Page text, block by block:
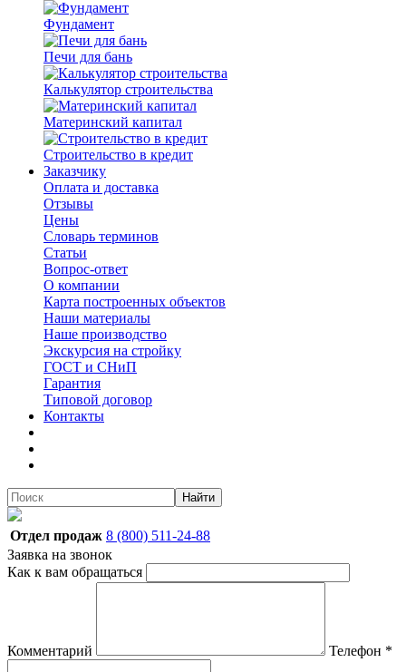
Фундамент
Печи для бань
Калькулятор строительства
Материнский капитал
Строительство в кредит
Заказчику
Оплата и доставка
Отзывы
Цены
Словарь терминов
Статьи
Вопрос-ответ
О компании
Карта построенных объектов
Наши материалы
Наше производство
Экскурсия на стройку
ГОСТ и СНиП
Гарантия
Типовой договор
Контакты
Найти
Отдел продаж 8 (800) 511-24-88
Заявка на звонок
Как к вам обращаться
Комментарий Телефон *